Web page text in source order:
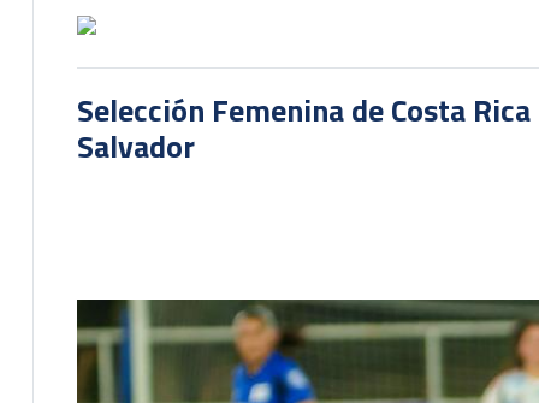
Selección Femenina de Costa
Salvador